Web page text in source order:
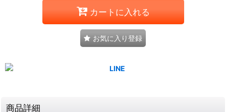
カートに入れる
お気に入り登録
商品詳細